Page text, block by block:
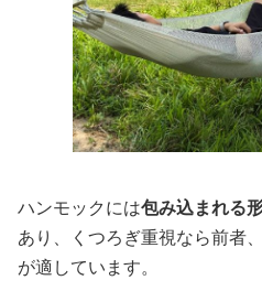
ハンモックには包み込まれる
あり、くつろぎ重視なら前者
が適しています。